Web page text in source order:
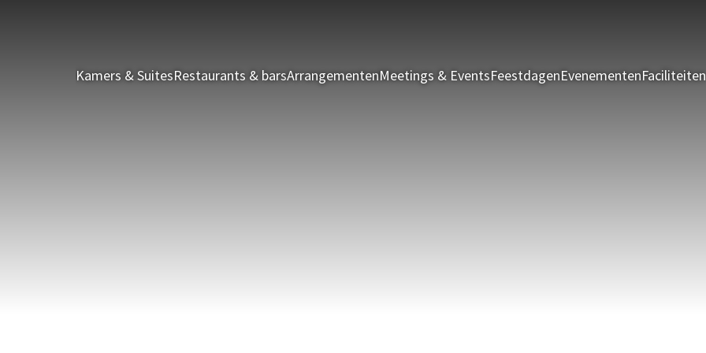
Kamers & SuitesRestaurants & barsArrangementenMeetings & EventsFeestdagenEvenementenFaciliteiten